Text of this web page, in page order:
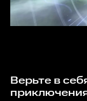
Верьте в себя, ведь Ваши